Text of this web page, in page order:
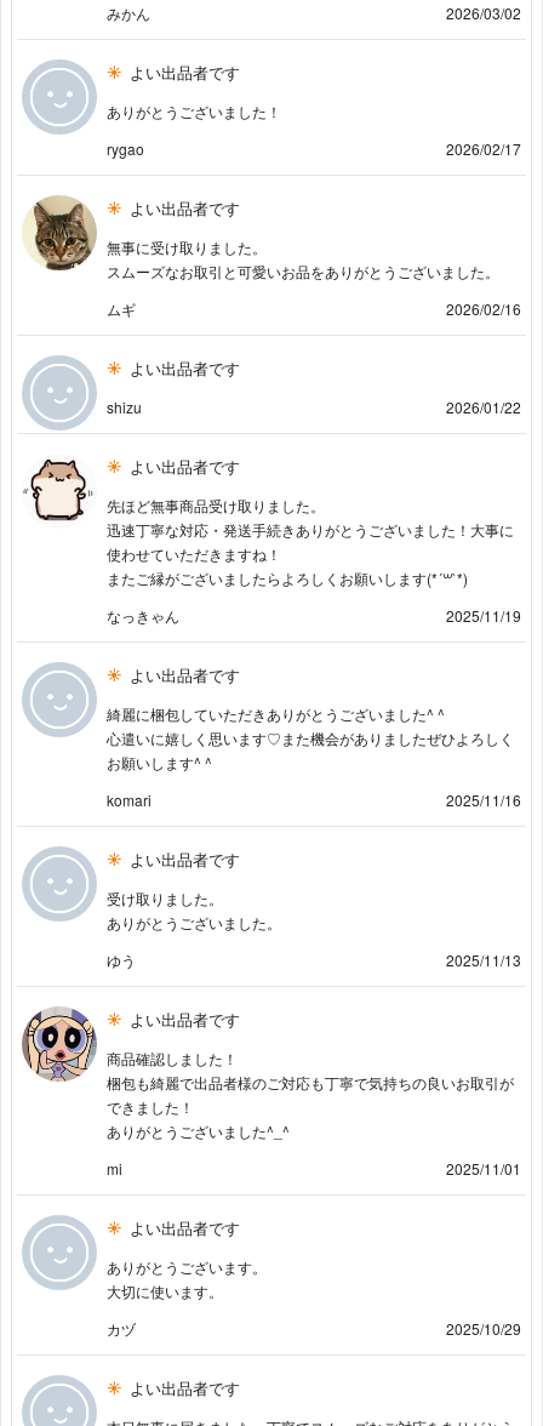
みかん
2026/03/02
よい出品者です
ありがとうございました！
rygao
2026/02/17
よい出品者です
無事に受け取りました。
スムーズなお取引と可愛いお品をありがとうございました。
ムギ
2026/02/16
よい出品者です
shizu 2026/01/22
よい出品者です
先ほど無事商品受け取りました。
迅速丁寧な対応・発送手続きありがとうございました！大事に
使わせていただきますね！
またご縁がございましたらよろしくお願いします(*´꒳`*)
なっきゃん
2025/11/19
よい出品者です
綺麗に梱包していただきありがとうございました^ ^
心遣いに嬉しく思います♡また機会がありましたぜひよろしく
お願いします^ ^
komari
2025/11/16
よい出品者です
受け取りました。
ありがとうございました。
ゆう
2025/11/13
よい出品者です
商品確認しました！
梱包も綺麗で出品者様のご対応も丁寧で気持ちの良いお取引が
できました！
ありがとうございました^_^
mi
2025/11/01
よい出品者です
ありがとうございます。
大切に使います。
カヅ
2025/10/29
よい出品者です